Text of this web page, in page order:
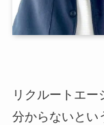
リクルートエ
分からないとい